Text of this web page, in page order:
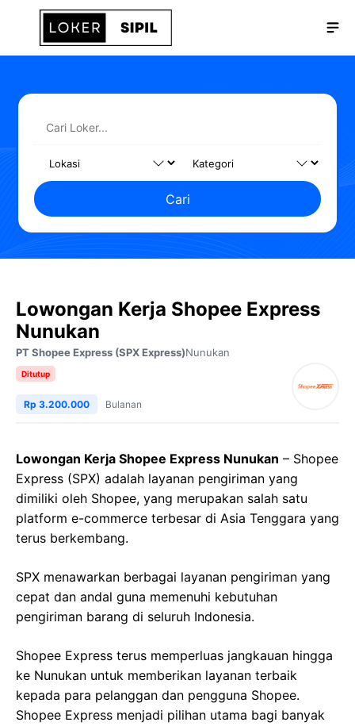
Langsung
Cari
Lowongan Kerja Shopee Express
Nunukan
PT Shopee Express (SPX Express)Nunukan
Ditutup
Rp 3.200.000 Bulanan
Lowongan Kerja Shopee Express Nunukan – Shopee
Express (SPX) adalah layanan pengiriman yang
dimiliki oleh Shopee, yang merupakan salah satu
platform e-commerce terbesar di Asia Tenggara yang
terus berkembang.
SPX menawarkan berbagai layanan pengiriman yang
cepat dan andal guna memenuhi kebutuhan
pengiriman barang di seluruh Indonesia.
Shopee Express terus memperluas jangkauan hingga
ke Nunukan untuk memberikan layanan terbaik
kepada para pelanggan dan pengguna Shopee.
Shopee Express menjadi pilihan utama bagi banyak